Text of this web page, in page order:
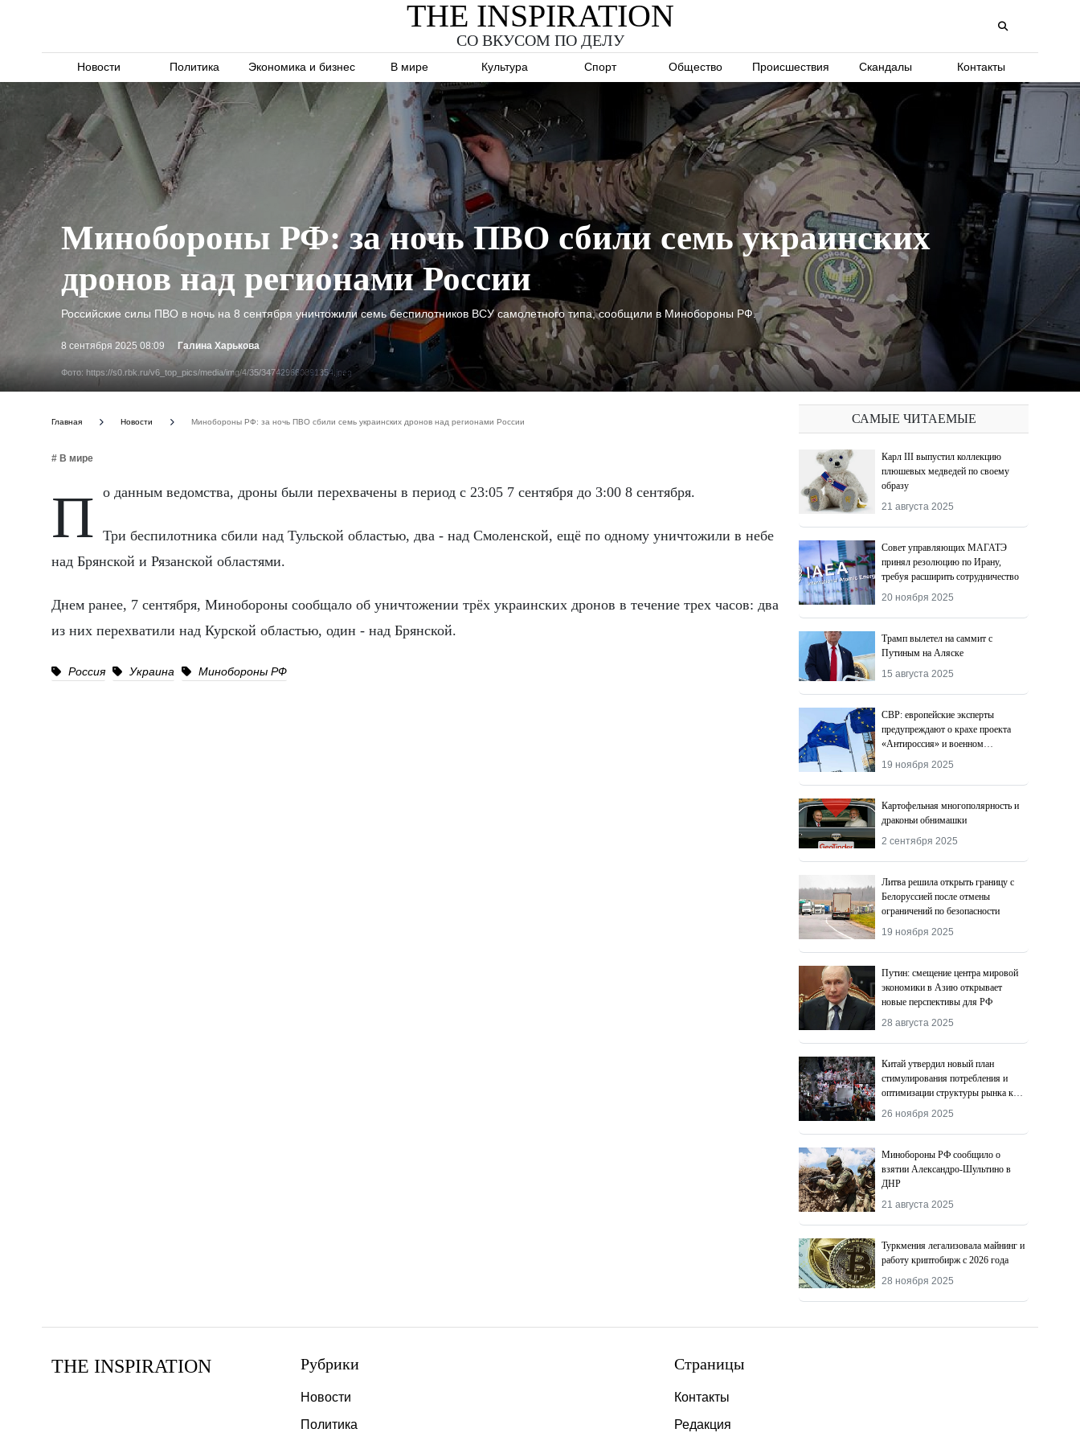
THE INSPIRATION
СО ВКУСОМ ПО ДЕЛУ
Новости Политика Экономика и бизнес В мире Культура Спорт Общество Происшествия Скандалы Контакты
Фото: https://s0.rbk.ru/v6_top_pics/media/img/4/35/347429660891354.jpeg
Минобороны РФ: за ночь ПВО сбили семь украинских
дронов над регионами России
Российские силы ПВО в ночь на 8 сентября уничтожили семь беспилотников ВСУ самолетного типа, сообщили в Минобороны РФ.
8 сентября 2025 08:09 Галина Харькова
Главная Новости Минобороны РФ: за ночь ПВО сбили семь украинских дронов над регионами России
# В мире
По данным ведомства, дроны были перехвачены в период с 23:05 7 сентября до 3:00 8 сентября.
Три беспилотника сбили над Тульской областью, два - над Смоленской, ещё по одному уничтожили в небе
над Брянской и Рязанской областями.
Днем ранее, 7 сентября, Минобороны сообщало об уничтожении трёх украинских дронов в течение трех часов: два
из них перехватили над Курской областью, один - над Брянской.
Россия Украина Минобороны РФ
САМЫЕ ЧИТАЕМЫЕ
Карл III выпустил коллекцию
плюшевых медведей по своему
образу
21 августа 2025
Совет управляющих МАГАТЭ
принял резолюцию по Ирану,
требуя расширить сотрудничество
20 ноября 2025
Трамп вылетел на саммит с
Путиным на Аляске
15 августа 2025
СВР: европейские эксперты
предупреждают о крахе проекта
«Антироссия» и военном
поражении Киева
19 ноября 2025
Картофельная многополярность и
драконьи обнимашки
2 сентября 2025
Литва решила открыть границу с
Белоруссией после отмены
ограничений по безопасности
19 ноября 2025
Путин: смещение центра мировой
экономики в Азию открывает
новые перспективы для РФ
28 августа 2025
Китай утвердил новый план
стимулирования потребления и
оптимизации структуры рынка к
2027 году
26 ноября 2025
Минобороны РФ сообщило о
взятии Александро-Шультино в
ДНР
21 августа 2025
Туркмения легализовала майнинг и
работу криптобирж с 2026 года
28 ноября 2025
THE INSPIRATION Рубрики
Новости
Политика
Страницы
Контакты
Редакция